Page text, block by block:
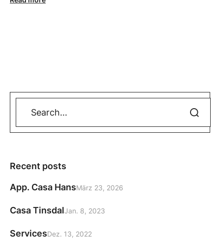
Recent posts
App. Casa HansMärz 23, 2026
Casa TinsdalJan. 8, 2023
ServicesDez. 13, 2022